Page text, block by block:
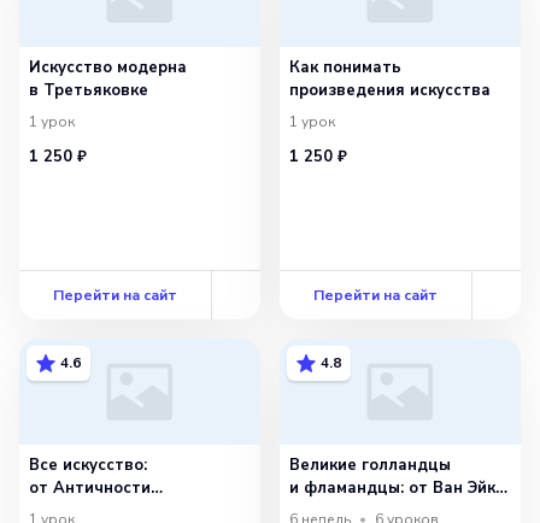
Искусство модерна
в Третьяковке
1 урок
1 250 ₽
Перейти на сайт
Как понимать
произведения искусства
1 урок
1 250 ₽
Перейти на сайт
4.6
Все искусство:
от Античности
до постмодерна
4.8
Великие голландцы
и фламандцы: от Ван Эйка
до Рембрандта